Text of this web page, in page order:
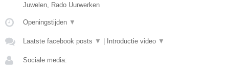
Juwelen, Rado Uurwerken
Openingstijden ▼
Laatste facebook posts ▼ Introductie video ▼
Sociale media: